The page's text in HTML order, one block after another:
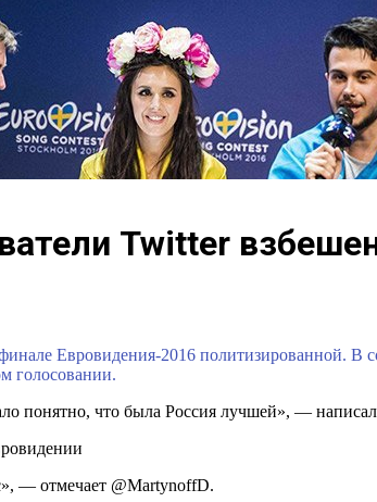
Twitter
Евровидения-2016 политизированной. В
голосовании.
понятно, что была Россия лучшей», —
— отмечает @MartynoffD.